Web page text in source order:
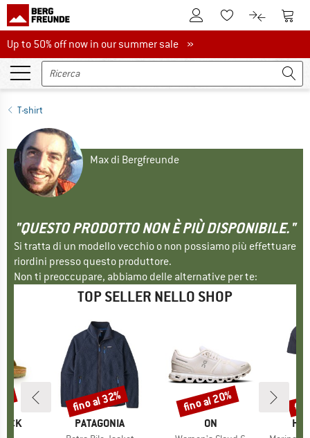
Al conto clienteAlla lista
Al Al
Up to 50% off now in our summer sale
Up to 50% off now in our summer sale »
T-shirt
Max di Bergfreunde
"QUESTO PRODOTTO NON È PIÙ DISPONIBILE."
Si tratta di un modello vecchio o non possiamo più effettuare
riordini presso questo produttore.
Non ti preoccupare, abbiamo delle alternative per te:
TOP SELLER NELLO SHOP
MARCHIO
PATAGONIA
Sconto
fino al 32%
MARCHIO
ON
Sconto
fino al 20%